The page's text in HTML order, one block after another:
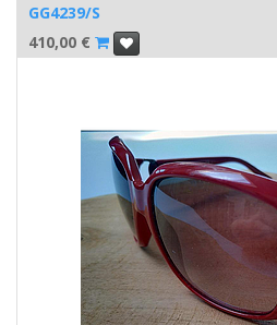
GG4239/S
410,00 €